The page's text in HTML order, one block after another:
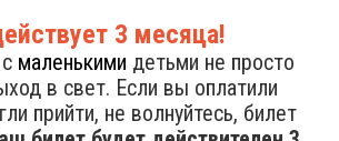
3 месяца!
маленькими детьми не просто
в свет. Если вы оплатили
прийти, не волнуйтесь, билет